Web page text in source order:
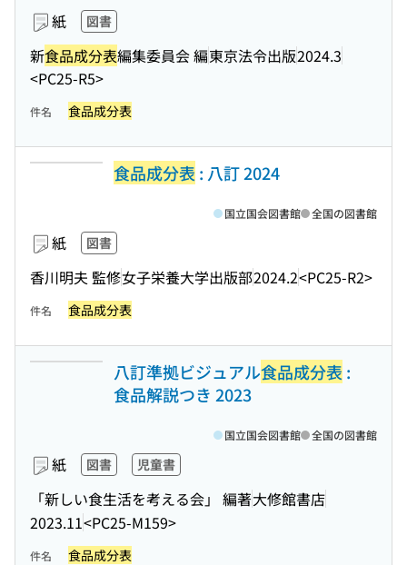
紙 図書
新食品成分表編集委員会 編東京法令出版2024.3
<PC25-R5>
件名 食品成分表
食品成分表 : 八訂 2024
紙 図書
香川明夫 監修女子栄養大学出版部2024.2<PC25-R2>
国立国会図書館 全国の図書館
件名 食品成分表
八訂準拠ビジュアル食品成分表 :
食品解説つき 2023
紙 図書 児童書
「新しい食生活を考える会」 編著大修館書店
2023.11<PC25-M159>
国立国会図書館 全国の図書館
件名 食品成分表